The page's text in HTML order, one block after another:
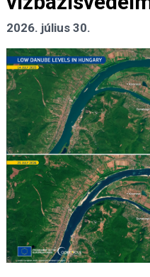
2026. július 30.